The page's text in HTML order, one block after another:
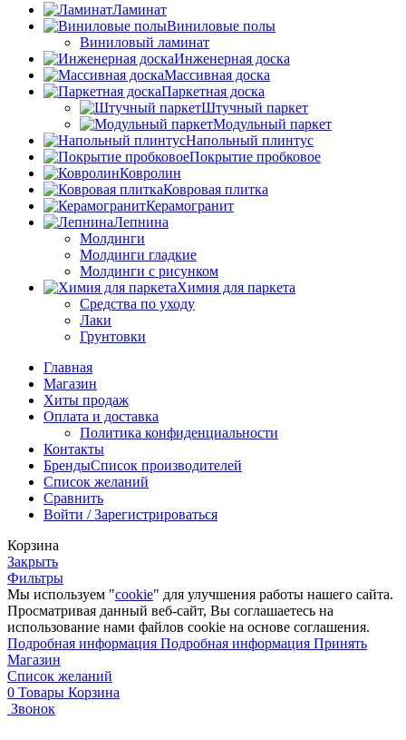
Ламинат
Виниловые полы
Виниловый ламинат
Инженерная доска
Массивная доска
Паркетная доска
Штучный паркет
Модульный паркет
Напольный плинтус
Покрытие пробковое
Ковролин
Ковровая плитка
Керамогранит
Лепнина
Молдинги
Молдинги гладкие
Молдинги с рисунком
Химия для паркета
Средства по уходу
Лаки
Грунтовки
Главная
Магазин
Хиты продаж
Оплата и доставка
Политика конфиденциальности
Контакты
БрендыСписок производителей
Список желаний
Сравнить
Войти / Зарегистрироваться
Корзина
Закрыть
Фильтры
Мы используем "cookie" для улучшения работы нашего сайта.
Просматривая данный веб-сайт, Вы соглашаетесь на
использование нами файлов cookie на основе соглашения.
Подробная информация Подробная информация Принять
Магазин
Список желаний
0 Товары Корзина
Звонок